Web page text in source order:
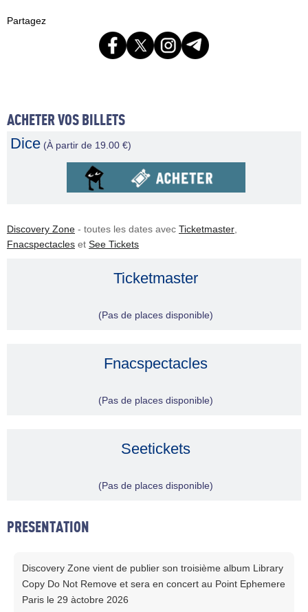
Partagez
ACHETER VOS BILLETS
Dice (À partir de 19.00 €)
Discovery Zone - toutes les dates avec Ticketmaster,
Fnacspectacles et See Tickets
Ticketmaster
(Pas de places disponible)
Fnacspectacles
(Pas de places disponible)
Seetickets
(Pas de places disponible)
PRESENTATION
Discovery Zone vient de publier son troisième album Library
Copy Do Not Remove et sera en concert au Point Ephemere
Paris le 29 àctobre 2026